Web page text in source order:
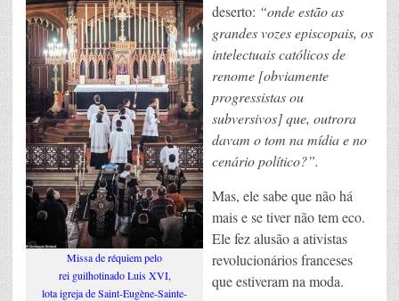
Missa de réquiem pelo
rei guilhotinado Luis XVI,
lota igreja de Saint-Eugène-Sainte-
deserto: “onde estão as
grandes vozes episcopais, os
intelectuais católicos de
renome [obviamente
progressistas ou
subversivos] que, outrora
davam o tom na mídia e no
cenário político?”.
Mas, ele sabe que não há
mais e se tiver não tem eco.
Ele fez alusão a ativistas
revolucionários franceses
que estiveram na moda.